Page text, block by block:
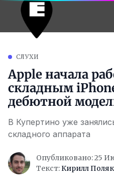
СЛУХИ
Apple начала
складным
дебютной
В Купертино уже
складного аппарата
Опубликовано: 25
Текст: Кирилл